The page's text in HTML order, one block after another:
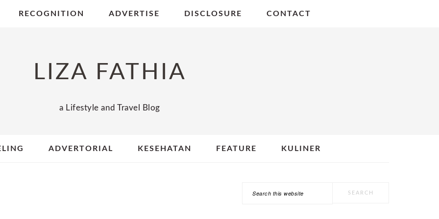
RECOGNITION ADVERTISE DISCLOSURE CONTACT
LIZA FATHIA
a Lifestyle and Travel Blog
ADVERTORIAL KESEHATAN FEATURE KULINER
PRIMARY
Search